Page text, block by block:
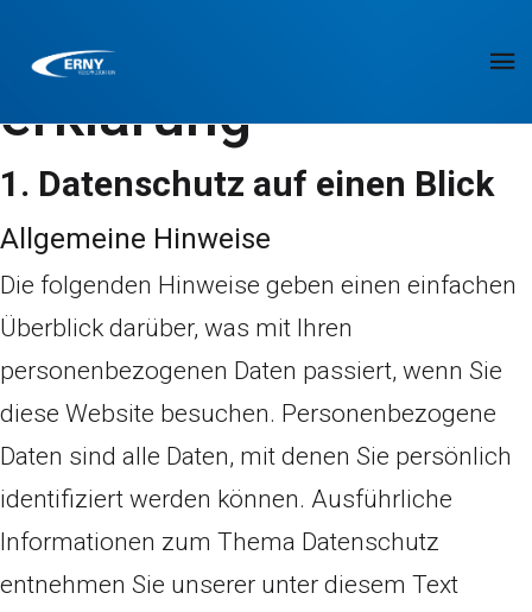
Datenschutz­
erklärung
1. Datenschutz auf einen Blick
Allgemeine Hinweise
Die folgenden Hinweise geben einen einfachen
Überblick darüber, was mit Ihren
personenbezogenen Daten passiert, wenn Sie
diese Website besuchen. Personenbezogene
Daten sind alle Daten, mit denen Sie persönlich
identifiziert werden können. Ausführliche
Informationen zum Thema Datenschutz
entnehmen Sie unserer unter diesem Text